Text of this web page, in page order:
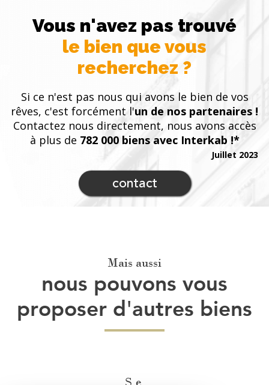
Vous n'avez pas trouvé
le bien que vous
recherchez ?
Si ce n'est pas nous qui avons le bien de vos
rêves, c'est forcément l'un de nos partenaires !
Contactez nous directement, nous avons accès
à plus de 782 000 biens avec Interkab !*
contact
Juillet 2023
Mais aussi
nous pouvons vous
proposer d'autres biens